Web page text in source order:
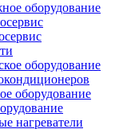
оборудование
оборудование
оборудование
нагреватели